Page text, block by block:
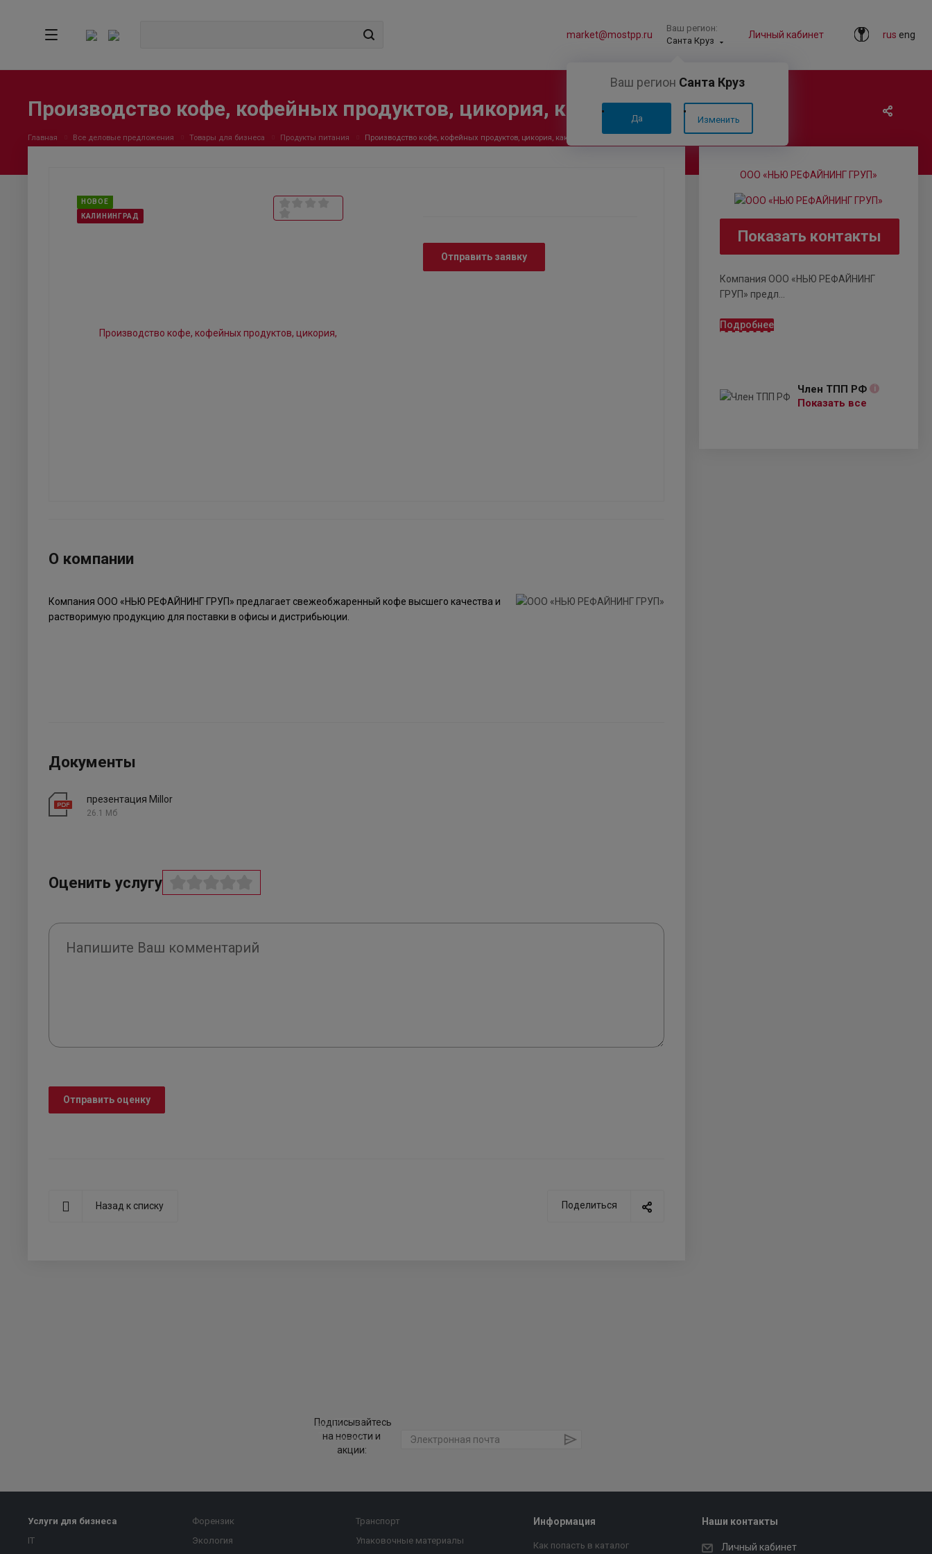
rus eng
Личный кабинет
Ваш регион:
Санта Круз
Ваш регион Санта Круз
Да Изменить
market@mostpp.ru
Производство кофе, кофейных продуктов, цикория, какао-напитков
Главная Все деловые предложения Товары для бизнеса Продукты питания Производство кофе, кофейных продуктов, цикория, какао-напитков
ООО «НЬЮ РЕФАЙНИНГ ГРУП»
Показать контакты
Компания ООО «НЬЮ РЕФАЙНИНГ
ГРУП» предл...
Подробнее
Член ТПП РФ i
Показать все
НОВОЕ
КАЛИНИНГРАД
Отправить заявку
О компании
Компания ООО «НЬЮ РЕФАЙНИНГ ГРУП» предлагает свежеобжаренный кофе высшего качества и
растворимую продукцию для поставки в офисы и дистрибьюции.
Документы
презентация Millor
26.1 Мб
Оценить услугу
Отправить оценку
Поделиться
Назад к списку
Подписывайтесь
на новости и
акции:
Услуги для бизнеса
IT
Форензик
Экология
Транспорт
Упаковочные материалы
Информация
Как попасть в каталог
Наши контакты
Личный кабинет